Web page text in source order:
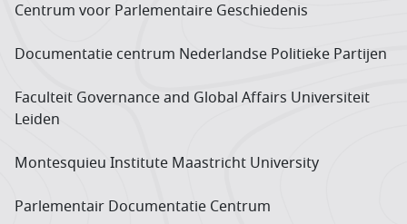
Centrum voor Parlementaire Geschiedenis
Documentatie centrum Neder­landse Politieke Partijen
Faculteit Governance and Global Affairs Universiteit
Leiden
Montesquieu Institute Maastricht University
Parlementair Documentatie Centrum